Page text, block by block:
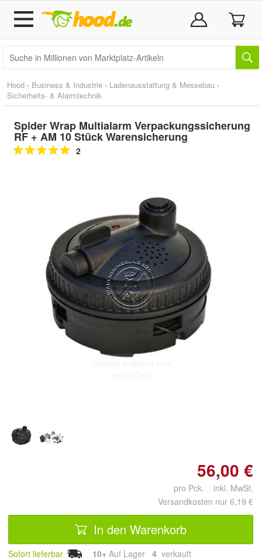
Hood › Business & Industrie › Ladenausstattung & Messebau ›
Sicherheits- & Alarmtechnik
Spider Wrap Multialarm Verpackungssicherung
RF + AM 10 Stück Warensicherung
2
56,00 €
pro Pck. inkl. MwSt.
Versandkosten nur 6,19 €
In den Warenkorb
Sofort lieferbar 10+ Auf Lager 4 verkauft